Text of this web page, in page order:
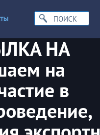
НА
на
в